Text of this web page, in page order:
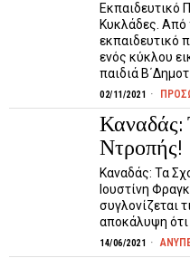
Εκπαιδευτικό
Κυκλάδες. Από
εκπαιδευτικό
ενός κύκλου
παιδιά
02/11/2021
Καναδάς:
Ντροπής!
Καναδάς: Τα
Ιουστίνη
συγλονίζεται
αποκάλυψη
14/06/2021